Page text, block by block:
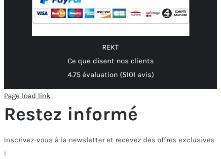
REKT
Ce que disent nos clients
4.75 évaluation (5101 avis)
Page load link
Restez informé
Inscrivez-vous à la newsletter et recevez des offres exclusives
!